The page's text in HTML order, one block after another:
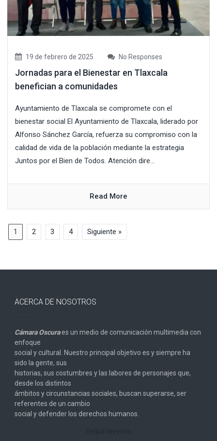
19 de febrero de 2025 No Responses
Jornadas para el Bienestar en Tlaxcala
benefician a comunidades
Ayuntamiento de Tlaxcala se compromete con el
bienestar social El Ayuntamiento de Tlaxcala, liderado por
Alfonso Sánchez García, refuerza su compromiso con la
calidad de vida de la población mediante la estrategia
Juntos por el Bien de Todos. Atención dire...
Read More
1 2 3 4 Siguiente »
ACERCA DE NOSOTROS
Cámara Oscuraes un medio de comunicación multimedia con
enfoque
social y cultural. Nuestro principal objetivo es y siempre ha
sido la gente, sus
historias, sus costumbres y las labores de personajes que,
desde los distintos
ámbitos y circunstancias sociales, buscan superarse, ser
referentes de un cambio
social y defender los derechos humanos.